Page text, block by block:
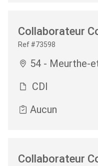
Collaborateur
Ref #73598
54 - Meurthe-
CDI
Aucun
Collaborateur